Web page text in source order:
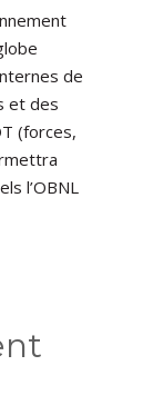
de
et des
(forces,
l’OBNL